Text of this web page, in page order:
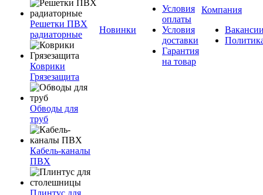
Решетки ПВХ
радиаторные
Коврики
Грязезащита
Обводы для
труб
Кабель-каналы
ПВХ
Плинтус для
Новинки
Условия
оплаты
Условия
доставки
Гарантия
на товар
Компания